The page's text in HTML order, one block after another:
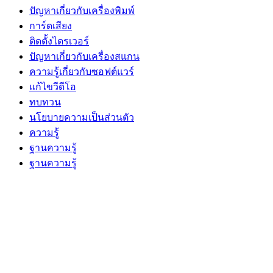
ปัญหาเกี่ยวกับเครื่องพิมพ์
การ์ดเสียง
ติดตั้งไดรเวอร์
ปัญหาเกี่ยวกับเครื่องสแกน
ความรู้เกี่ยวกับซอฟต์แวร์
แก้ไขวีดีโอ
ทบทวน
นโยบายความเป็นส่วนตัว
ความรู้
ฐานความรู้
ฐานความรู้